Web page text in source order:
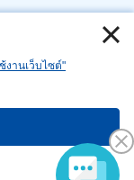
งานเว็บไซต์"